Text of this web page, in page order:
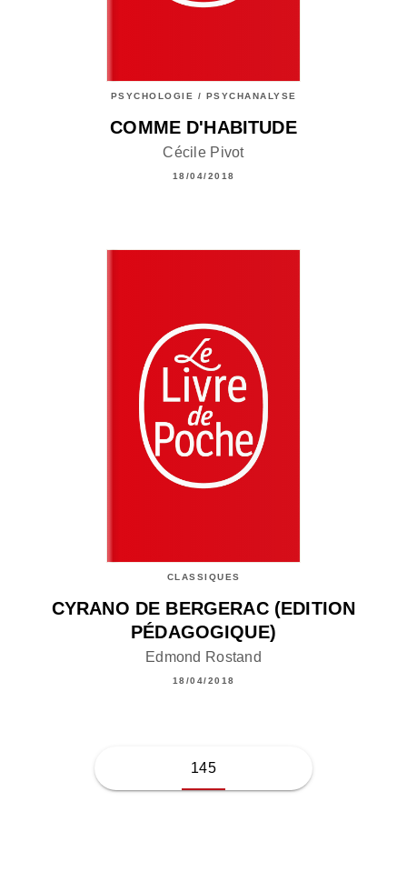
PSYCHOLOGIE / PSYCHANALYSE
COMME D'HABITUDE
Cécile Pivot
18/04/2018
CLASSIQUES
CYRANO DE BERGERAC (EDITION
PÉDAGOGIQUE)
Edmond Rostand
18/04/2018
145